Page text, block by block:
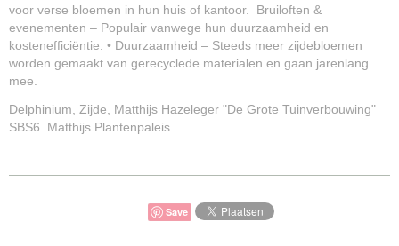
voor verse bloemen in hun huis of kantoor. Bruiloften &
evenementen – Populair vanwege hun duurzaamheid en
kostenefficiëntie. • Duurzaamheid – Steeds meer zijdebloemen
worden gemaakt van gerecyclede materialen en gaan jarenlang
mee.
Delphinium, Zijde, Matthijs Hazeleger "De Grote Tuinverbouwing"
SBS6. Matthijs Plantenpaleis
Save